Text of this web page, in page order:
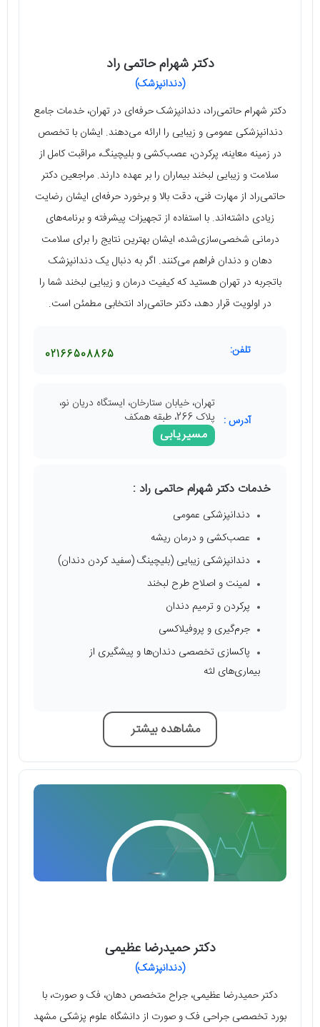
دکتر شهرام حاتمی راد
(دندانپزشک)
دکتر شهرام حاتمی‌راد، دندانپزشک حرفه‌ای در تهران، خدمات جامع
دندانپزشکی عمومی و زیبایی را ارائه می‌دهند. ایشان با تخصص
در زمینه معاینه، پرکردن، عصب‌کشی و بلیچینگ، مراقبت کامل از
سلامت و زیبایی لبخند بیماران را بر عهده دارند. مراجعین دکتر
حاتمی‌راد از مهارت فنی، دقت بالا و برخورد حرفه‌ای ایشان رضایت
زیادی داشته‌اند. با استفاده از تجهیزات پیشرفته و برنامه‌های
درمانی شخصی‌سازی‌شده، ایشان بهترین نتایج را برای سلامت
دهان و دندان فراهم می‌کنند. اگر به دنبال یک دندانپزشک
باتجربه در تهران هستید که کیفیت درمان و زیبایی لبخند شما را
در اولویت قرار دهد، دکتر حاتمی‌راد انتخابی مطمئن است.
تلفن: 02166508865
آدرس :
تهران، خیابان ستارخان، ایستگاه دریان نو،
پلاک 266، طبقه همکف
مسیریابی
خدمات دکتر شهرام حاتمی راد :
دندانپزشکی عمومی
عصب‌کشی و درمان ریشه
دندانپزشکی زیبایی (بلیچینگ (سفید کردن دندان)
لمینت و اصلاح طرح لبخند
پرکردن و ترمیم دندان
جرم‌گیری و پروفیلاکسی
پاکسازی تخصصی دندان‌ها و پیشگیری از
بیماری‌های لثه
مشاهده بیشتر
دکتر حمیدرضا عظیمی
(دندانپزشک)
دکتر حمیدرضا عظیمی، جراح متخصص دهان، فک و صورت، با
بورد تخصصی جراحی فک و صورت از دانشگاه علوم پزشکی مشهد